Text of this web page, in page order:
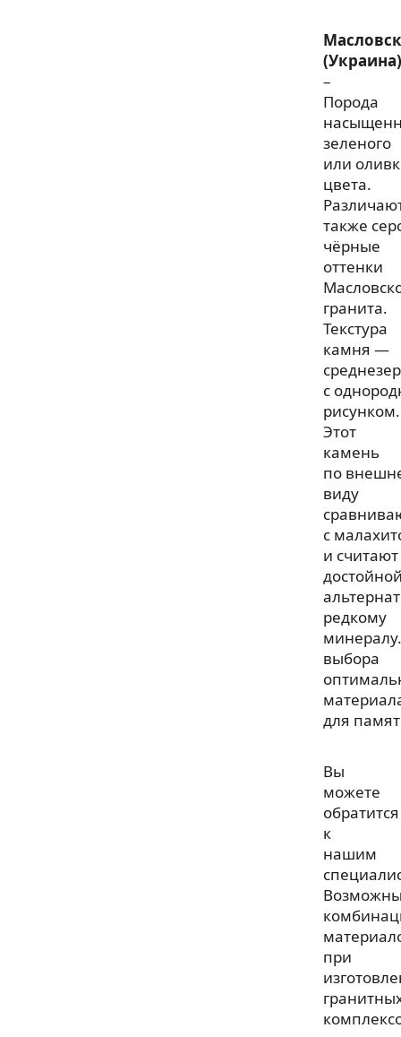
(Украина)
–
Порода
зеленого
или
цвета.
также
чёрные
оттенки
гранита.
Текстура
камня —
с
рисунком.
Этот
камень
по
виду
с
и считают
редкому
выбора
для
Вы
можете
обратится
к
нашим
при